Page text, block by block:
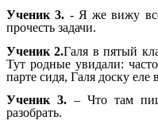
Ученик 3. - Я же вижу
прочесть задачи.
Ученик 2.Галя в пятый
Тут родные увидали:
парте сидя, Галя доску еле
Ученик 3. – Что там
разобрать.